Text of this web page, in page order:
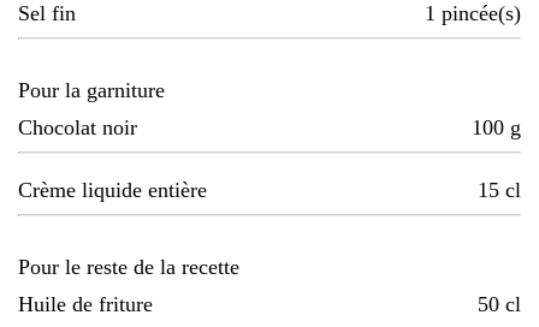
Sel fin 1 pincée(s)
Pour la garniture
Chocolat noir
100 g
Crème liquide entière 15 cl
Pour le reste de la recette
Huile de friture
50 cl